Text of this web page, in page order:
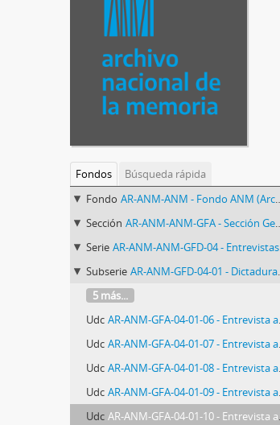
Fondos
Búsqueda rápida
Fondo AR-ANM-ANM - Fondo ANM (Archivo Nacional de la Memoria)
Sección AR-ANM-ANM-GFA - Sección Gestión de Fondos Audiovisuales del ANM
Serie AR-ANM-ANM-GFD-04 - Entrevistas Archivo Oral
Subserie AR-ANM-GFD-04-01 - Dictadura: a 30 años del Golpe
5 más...
Udc AR-ANM-GFA-04-01-06 - Entrevista a Estela CALCAGNO
Udc AR-ANM-GFA-04-01-07 - Entrevista a Andrés RIVERA
Udc AR-ANM-GFA-04-01-08 - Entrevista a Daniel FEIRESTEIN
Udc AR-ANM-GFA-04-01-09 - Entrevista a Mabel GRIMBERG
Udc AR-ANM-GFA-04-01-10 - Entrevista a Jorge CARDELLI